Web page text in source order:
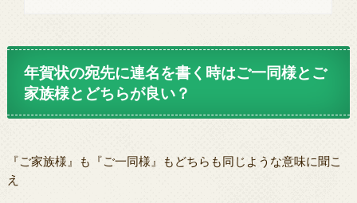
年賀状の宛先に連名を書く時はご一同様とご
家族様とどちらが良い？
『ご家族様』も『ご一同様』もどちらも同じような意味に聞こ
え